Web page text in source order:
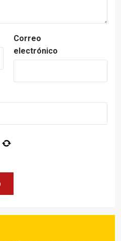
Correo
electrónico